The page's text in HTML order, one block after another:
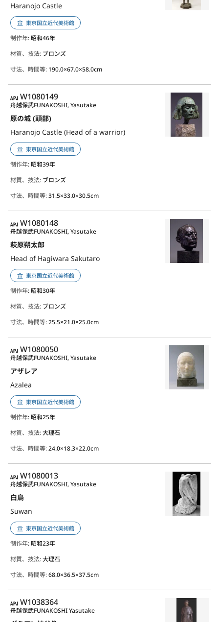
Haranojo Castle
東京国立近代美術館
制作年: 昭和46年
材質、技法: ブロンズ
寸法、時間等: 190.0×67.0×58.0cm
APJ
W1080149
原の城 (頭部)
Haranojo Castle (Head of a warrior)
舟越保武FUNAKOSHI, Yasutake
東京国立近代美術館
制作年: 昭和39年
材質、技法: ブロンズ
寸法、時間等:31.5×33.0×30.5cm
APJ
W1080148
萩原朔太郎
Head of Hagiwara Sakutaro
舟越保武FUNAKOSHI, Yasutake
東京国立近代美術館
制作年: 昭和30年
材質、技法: ブロンズ
寸法、時間等:25.5×21.0×25.0cm
APJ
W1080050
アザレア
Azalea
舟越保武FUNAKOSHI, Yasutake
東京国立近代美術館
制作年: 昭和25年
材質、技法:大理石
寸法、時間等:24.0×18.3×22.0cm
APJ
W1080013
白鳥
Suwan
舟越保武FUNAKOSHI, Yasutake
東京国立近代美術館
制作年: 昭和23年
材質、技法:大理石
寸法、時間等:68.0×36.5×37.5cm
APJ
W1038364
舟越保武FUNAKOSHI Yasutake